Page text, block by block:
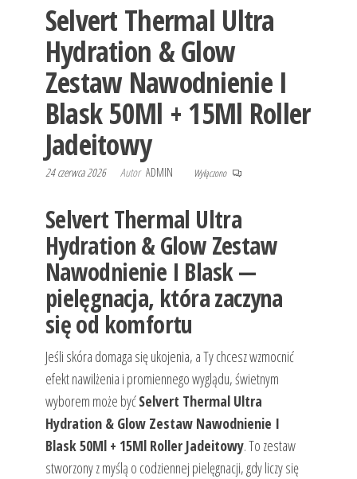
Selvert Thermal Ultra
Hydration & Glow
Zestaw Nawodnienie I
Blask 50Ml + 15Ml Roller
Jadeitowy
24 czerwca 2026 Autor ADMIN Wyłączono
Selvert Thermal Ultra
Hydration & Glow Zestaw
Nawodnienie I Blask —
pielęgnacja, która zaczyna
się od komfortu
Jeśli skóra domaga się ukojenia, a Ty chcesz wzmocnić
efekt nawilżenia i promiennego wyglądu, świetnym
wyborem może byćSelvert Thermal Ultra
Hydration & Glow Zestaw Nawodnienie I
Blask 50Ml + 15Ml Roller Jadeitowy. To zestaw
stworzony z myślą o codziennej pielęgnacji, gdy liczy się